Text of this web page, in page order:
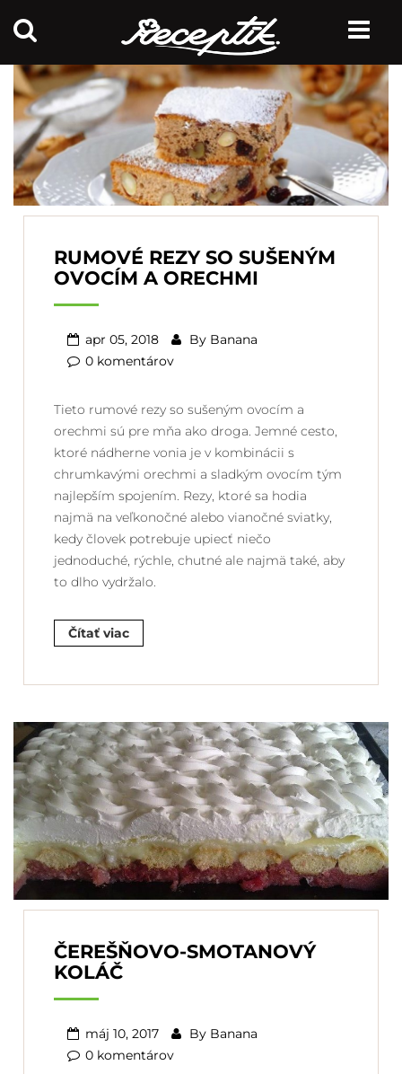
RUMOVÉ REZY SO SUŠENÝM
OVOCÍM A ORECHMI
apr 05, 2018 By Banana
0 komentárov
Tieto rumové rezy so sušeným ovocím a
orechmi sú pre mňa ako droga. Jemné cesto,
ktoré nádherne vonia je v kombinácii s
chrumkavými orechmi a sladkým ovocím tým
najlepším spojením. Rezy, ktoré sa hodia
najmä na veľkonočné alebo vianočné sviatky,
kedy človek potrebuje upiecť niečo
jednoduché, rýchle, chutné ale najmä také, aby
to dlho vydržalo.
Čítať viac
ČEREŠŇOVO-SMOTANOVÝ
KOLÁČ
máj 10, 2017 By Banana
0 komentárov